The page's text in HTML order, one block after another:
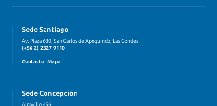
Sede Santiago
Av. Plaza 680, San Carlos de Apoquindo, Las Condes
(+56 2) 2327 9110
Contacto | Mapa
Sede Concepción
Ainavillo 456